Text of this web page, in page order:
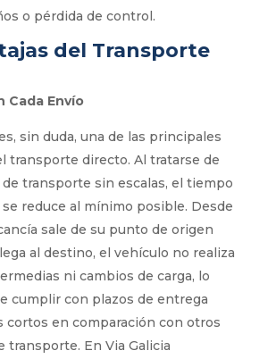
o pérdida de control.
del Transporte
Cada Envío
sin duda, una de las principales
transporte directo. Al tratarse de
transporte sin escalas, el tiempo
reduce al mínimo posible. Desde
sale de su punto de origen
al destino, el vehículo no realiza
ni cambios de carga, lo
cumplir con plazos de entrega
cortos en comparación con otros
transporte. En Via Galicia